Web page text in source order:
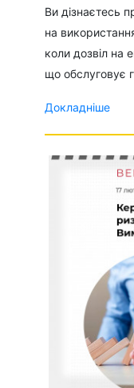
Ви дізнаєтесь
на
коли дозвіл на
що обслуговує
Докладніше